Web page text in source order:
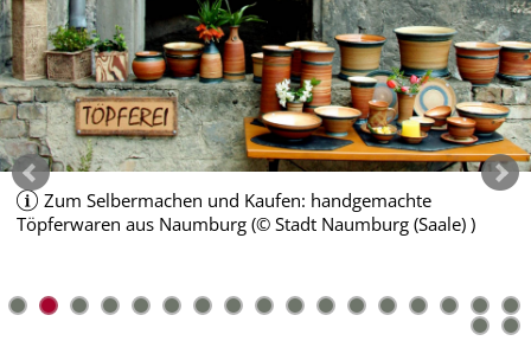
Zum Selbermachen und Kaufen: handgemachte
Töpferwaren aus Naumburg (© Stadt Naumburg (Saale) )